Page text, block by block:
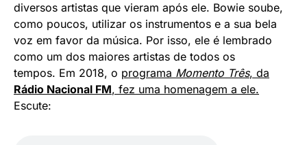
diversos artistas que vieram após ele. Bowie soube,
como poucos, utilizar os instrumentos e a sua bela
voz em favor da música. Por isso, ele é lembrado
como um dos maiores artistas de todos os
tempos. Em 2018, o programa Momento Três, da
Rádio Nacional FM, fez uma homenagem a ele.
Escute: